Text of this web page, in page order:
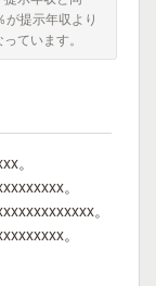
提示年収より
ています。
。
。
。
。